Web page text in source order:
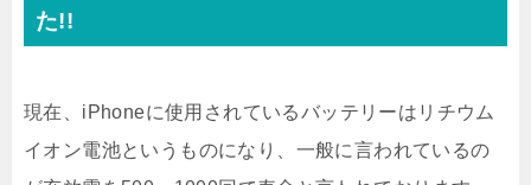
た!!
現在、iPhoneに使用されているバッテリーはリチウム
イオン電池というものになり、一般に言われているの